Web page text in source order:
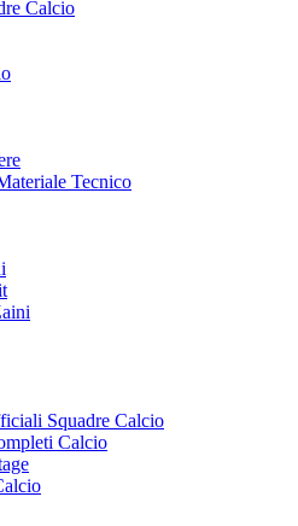
Calcio
Tecnico
Squadre Calcio
Calcio